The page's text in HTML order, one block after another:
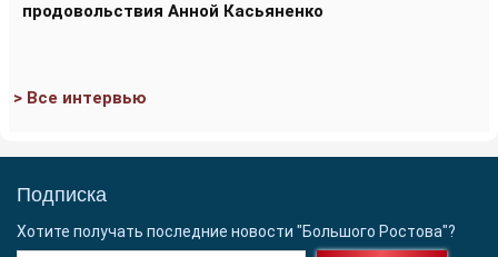
продовольствия Анной Касьяненко
> Все интервью
Подписка
Хотите получать последние новости "Большого Ростова"?